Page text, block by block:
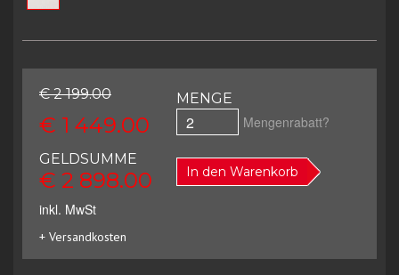
€ 2 199.00
€ 1 449.00
GELDSUMME
€ 2 898.00
inkl. MwSt
+ Versandkosten
MENGE
Mengenrabatt?
In den Warenkorb